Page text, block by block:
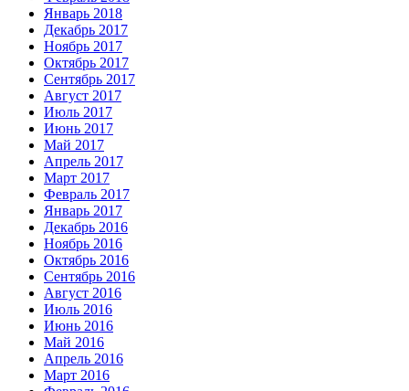
Январь 2018
Декабрь 2017
Ноябрь 2017
Октябрь 2017
Сентябрь 2017
Август 2017
Июль 2017
Июнь 2017
Май 2017
Апрель 2017
Март 2017
Февраль 2017
Январь 2017
Декабрь 2016
Ноябрь 2016
Октябрь 2016
Сентябрь 2016
Август 2016
Июль 2016
Июнь 2016
Май 2016
Апрель 2016
Март 2016